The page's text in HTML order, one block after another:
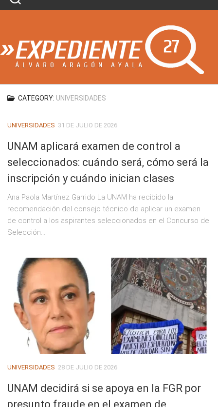
Skip
CATEGORY: UNIVERSIDADES
UNIVERSIDADES 31 DE JULIO DE 2026
UNAM aplicará examen de control a
seleccionados: cuándo será, cómo será la
inscripción y cuándo inician clases
Ana Paola Martínez Garrido La UNAM ha recibido la
recomendación del consejo técnico de aplicar un examen
de control a los aspirantes seleccionados en el Concurso de
Selección...
UNIVERSIDADES 28 DE JULIO DE 2026
UNAM decidirá si se apoya en la FGR por
presunto fraude en el examen de